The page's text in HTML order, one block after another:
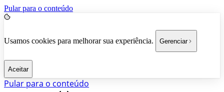
Pular para o conteúdo
Usamos cookies para melhorar sua experiência. Gerenciar
Aceitar
Pular para o conteúdo